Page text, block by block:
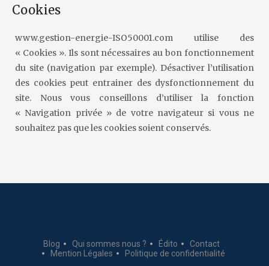
Cookies
www.gestion-energie-ISO50001.com utilise des
« Cookies ». Ils sont nécessaires au bon fonctionnement
du site (navigation par exemple). Désactiver l’utilisation
des cookies peut entrainer des dysfonctionnement du
site. Nous vous conseillons d’utiliser la fonction
« Navigation privée » de votre navigateur si vous ne
souhaitez pas que les cookies soient conservés.
Blog Qui sommes nous ? Édito
Contact
Mention Légales
Politique de confidentialité